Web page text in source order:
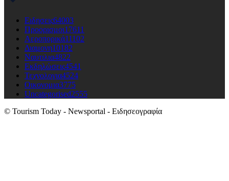
Ειδησεις64003
Προορισμοι17611
Αεροπορικά11102
Διαμονη10182
Ναυτιλια4822
Εκδηλώσεις4541
Τεχνολογια4524
Οικονομια3775
Uncategorised2555
© Tourism Today - Newsportal - Ειδησεογραφία